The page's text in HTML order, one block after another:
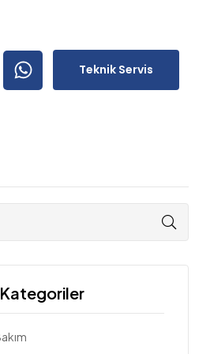
Teknik Servis